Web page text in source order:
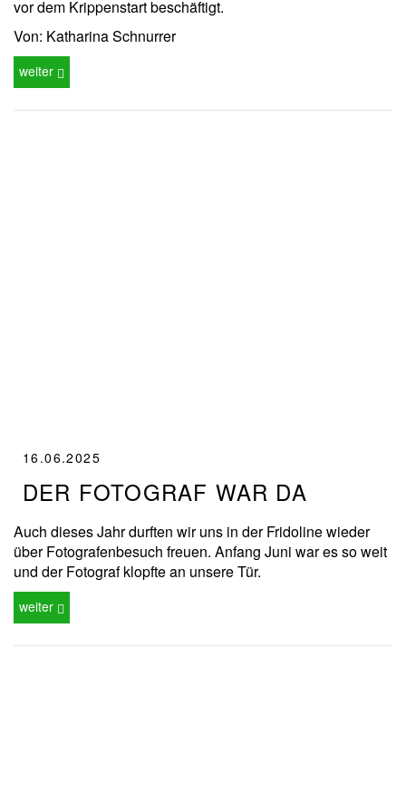
vor dem Krippenstart beschäftigt.
Von: Katharina Schnurrer
weiter
16.06.2025
DER FOTOGRAF WAR DA
Auch dieses Jahr durften wir uns in der Fridoline wieder
über Fotografenbesuch freuen. Anfang Juni war es so weit
und der Fotograf klopfte an unsere Tür.
weiter